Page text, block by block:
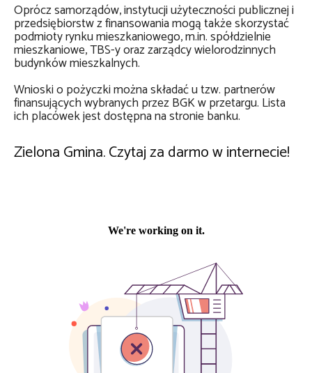
Oprócz samorządów, instytucji użyteczności publicznej i
przedsiębiorstw z finansowania mogą także skorzystać
podmioty rynku mieszkaniowego, m.in. spółdzielnie
mieszkaniowe, TBS-y oraz zarządcy wielorodzinnych
budynków mieszkalnych.
Wnioski o pożyczki można składać u tzw. partnerów
finansujących wybranych przez BGK w przetargu. Lista
ich placówek jest dostępna na stronie banku.
Zielona Gmina. Czytaj za darmo w internecie!